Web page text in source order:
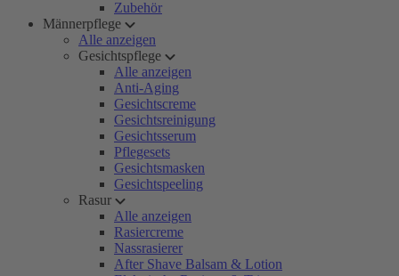
Zubehör
Männerpflege
Alle anzeigen
Gesichtspflege
Alle anzeigen
Anti-Aging
Gesichtscreme
Gesichtsreinigung
Gesichtsserum
Pflegesets
Gesichtsmasken
Gesichtspeeling
Rasur
Alle anzeigen
Rasiercreme
Nassrasierer
After Shave Balsam & Lotion